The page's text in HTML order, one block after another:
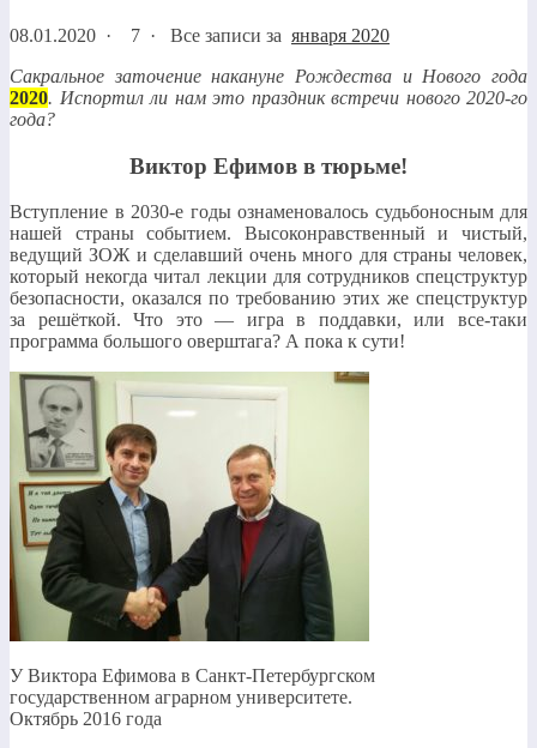
08.01.2020 · 7 · Все записи за января 2020
Сакральное заточение накануне Рождества и Нового года
2020. Испортил ли нам это праздник встречи нового 2020-го
года?
Виктор Ефимов в тюрьме!
Вступление в 2030-е годы ознаменовалось судьбоносным для
нашей страны событием. Высоконравственный и чистый,
ведущий ЗОЖ и сделавший очень много для страны человек,
который некогда читал лекции для сотрудников спецструктур
безопасности, оказался по требованию этих же спецструктур
за решёткой. Что это — игра в поддавки, или все-таки
программа большого оверштага? А пока к сути!
У Виктора Ефимова в Санкт-Петербургском
государственном аграрном университете.
Октябрь 2016 года